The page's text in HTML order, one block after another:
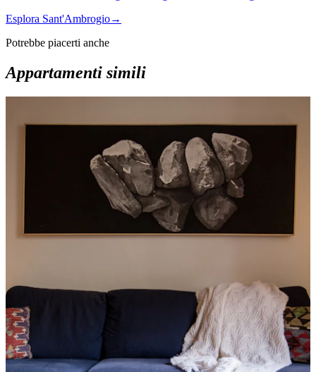
Esplora Sant'Ambrogio→
Potrebbe piacerti anche
Appartamenti simili